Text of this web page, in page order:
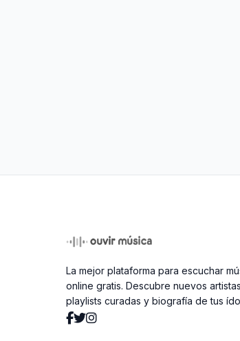
La mejor plataforma para escuchar
online gratis. Descubre nuevos artistas,
playlists curadas y biografía de tus